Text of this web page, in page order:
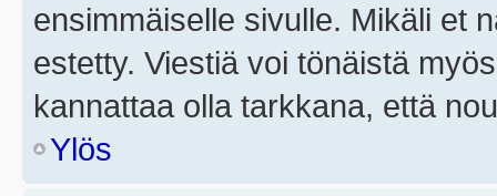
ensimmäiselle sivulle. Mikäli et
estetty. Viestiä voi tönäistä
kannattaa olla tarkkana, että
Ylös